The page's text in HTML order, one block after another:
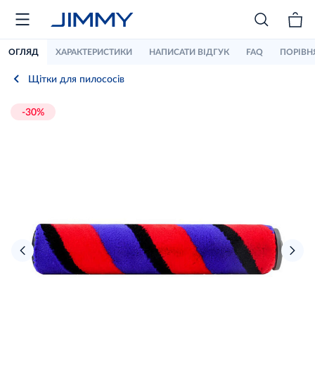
ОГЛЯД ХАРАКТЕРИСТИКИ НАПИСАТИ ВІДГУК FAQ
Щітки для пилососів
‹ ›
-30%